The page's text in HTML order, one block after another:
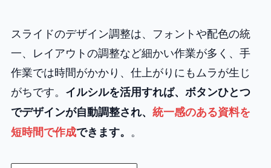
スライドのデザイン調整は、フォントや配色の統
一、レイアウトの調整など細かい作業が多く、手
作業では時間がかかり、仕上がりにもムラが生じ
がちです。 イルシルを活用すれば、ボタンひとつ
でデザインが自動調整され、 統一感のある資料を
短時間で作成できます。 。